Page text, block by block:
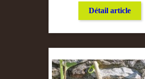
Détail article